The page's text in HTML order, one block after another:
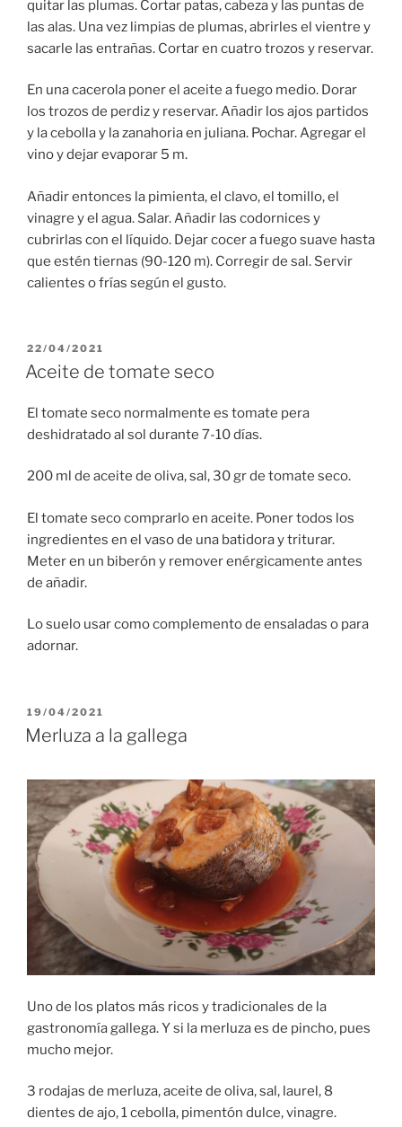
quitar las plumas. Cortar patas, cabeza y las puntas de
las alas. Una vez limpias de plumas, abrirles el vientre y
sacarle las entrañas. Cortar en cuatro trozos y reservar.
En una cacerola poner el aceite a fuego medio. Dorar
los trozos de perdiz y reservar. Añadir los ajos partidos
y la cebolla y la zanahoria en juliana. Pochar. Agregar el
vino y dejar evaporar 5 m.
Añadir entonces la pimienta, el clavo, el tomillo, el
vinagre y el agua. Salar. Añadir las codornices y
cubrirlas con el líquido. Dejar cocer a fuego suave hasta
que estén tiernas (90-120 m). Corregir de sal. Servir
calientes o frías según el gusto.
PUBLICADO
EL
22/04/2021
Aceite de tomate seco
El tomate seco normalmente es tomate pera
deshidratado al sol durante 7-10 días.
200 ml de aceite de oliva, sal, 30 gr de tomate seco.
El tomate seco comprarlo en aceite. Poner todos los
ingredientes en el vaso de una batidora y triturar.
Meter en un biberón y remover enérgicamente antes
de añadir.
Lo suelo usar como complemento de ensaladas o para
adornar.
PUBLICADO
EL
19/04/2021
Merluza a la gallega
Uno de los platos más ricos y tradicionales de la
gastronomía gallega. Y si la merluza es de pincho, pues
mucho mejor.
3 rodajas de merluza, aceite de oliva, sal, laurel, 8
dientes de ajo, 1 cebolla, pimentón dulce, vinagre.